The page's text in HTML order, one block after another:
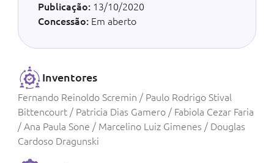
Publicação: 13/10/2020
Concessão: Em aberto
Inventores
Fernando Reinoldo Scremin / Paulo Rodrigo Stival
Bittencourt / Patricia Dias Gamero / Fabiola Cezar Faria
/ Ana Paula Sone / Marcelino Luiz Gimenes / Douglas
Cardoso Dragunski